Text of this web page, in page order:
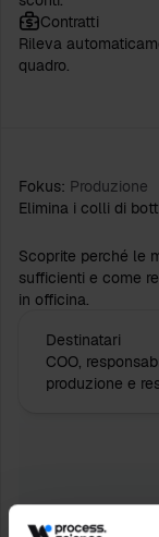
Contratti
Rileva
quadro.
Fokus: Produzione
Elimina i colli di
Scoprite perché le
sufficienti e come
in officina.
Destinatari
COO,
produzione e